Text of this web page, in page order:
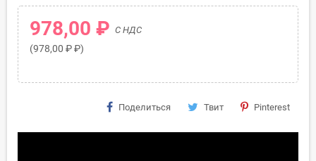
978,00 ₽ С НДС
(978,00 ₽ ₽)
Поделиться Твит Pinterest